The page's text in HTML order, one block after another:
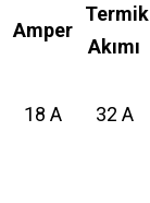
Amper
Termik
Akımı
18 A 32 A